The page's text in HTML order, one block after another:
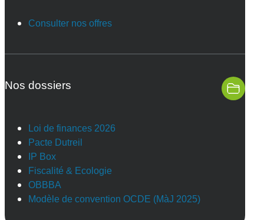
Consulter nos offres
Nos dossiers
Loi de finances 2026
Pacte Dutreil
IP Box
Fiscalité & Ecologie
OBBBA
Modèle de convention OCDE (MàJ 2025)